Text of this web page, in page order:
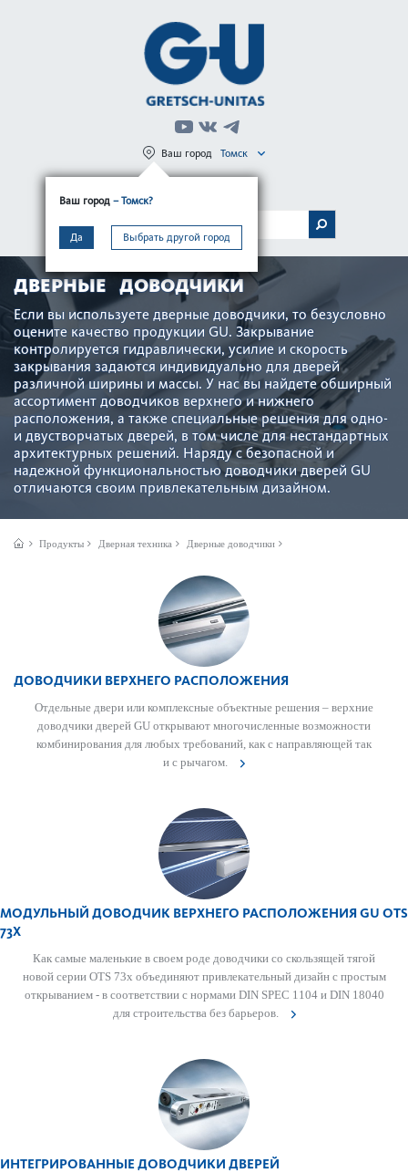
Ваш город – Томск?
Да Выбрать другой город
Ваш город Томск
МЕНЮ
ДВЕРНЫЕ ДОВОДЧИКИ
Если вы используете дверные доводчики, то безус­ловно
оцените качество продукции GU. Закрывание
контролируется гидравлически, усилие и скор­ость
закрывания задаются индив­идуально для дверей
различной ширины и массы. У нас вы найдете обширный
ассортимент доводчиков верхнего и нижнего
расположения, а также специальные решения для одно-
и двуст­вор­чатых дверей, в том числе для нестандартных
архитектурных решений. Наряду с безоп­асной и
надежной функцио­н­ально­стью довод­чики дверей GU
отличаются своим привле­к­ательным дизайном.
Продукты Дверная техника Дверные доводчики
ДОВОДЧИКИ ВЕРХНЕГО РАСПОЛОЖЕНИЯ
Отдельные двери или комплексные объектные решения – верхние
довод­чики дверей GU открывают многочис­ленные возможности
комб­инирования для любых требований, как с направляющей так
и с рычагом.
МОДУЛЬНЫЙ ДОВОДЧИК ВЕРХНЕГО РАСПОЛОЖЕНИЯ GU OTS
73X
Как самые маленькие в своем роде доводчики со скользящей тягой
новой серии OTS 73x объединяют привлекательный дизайн с простым
открыванием - в соответствии с нормами DIN SPEC 1104 и DIN 18040
для строительства без барьеров.
ИНТЕГРИРОВАННЫЕ ДОВОДЧИКИ ДВЕРЕЙ